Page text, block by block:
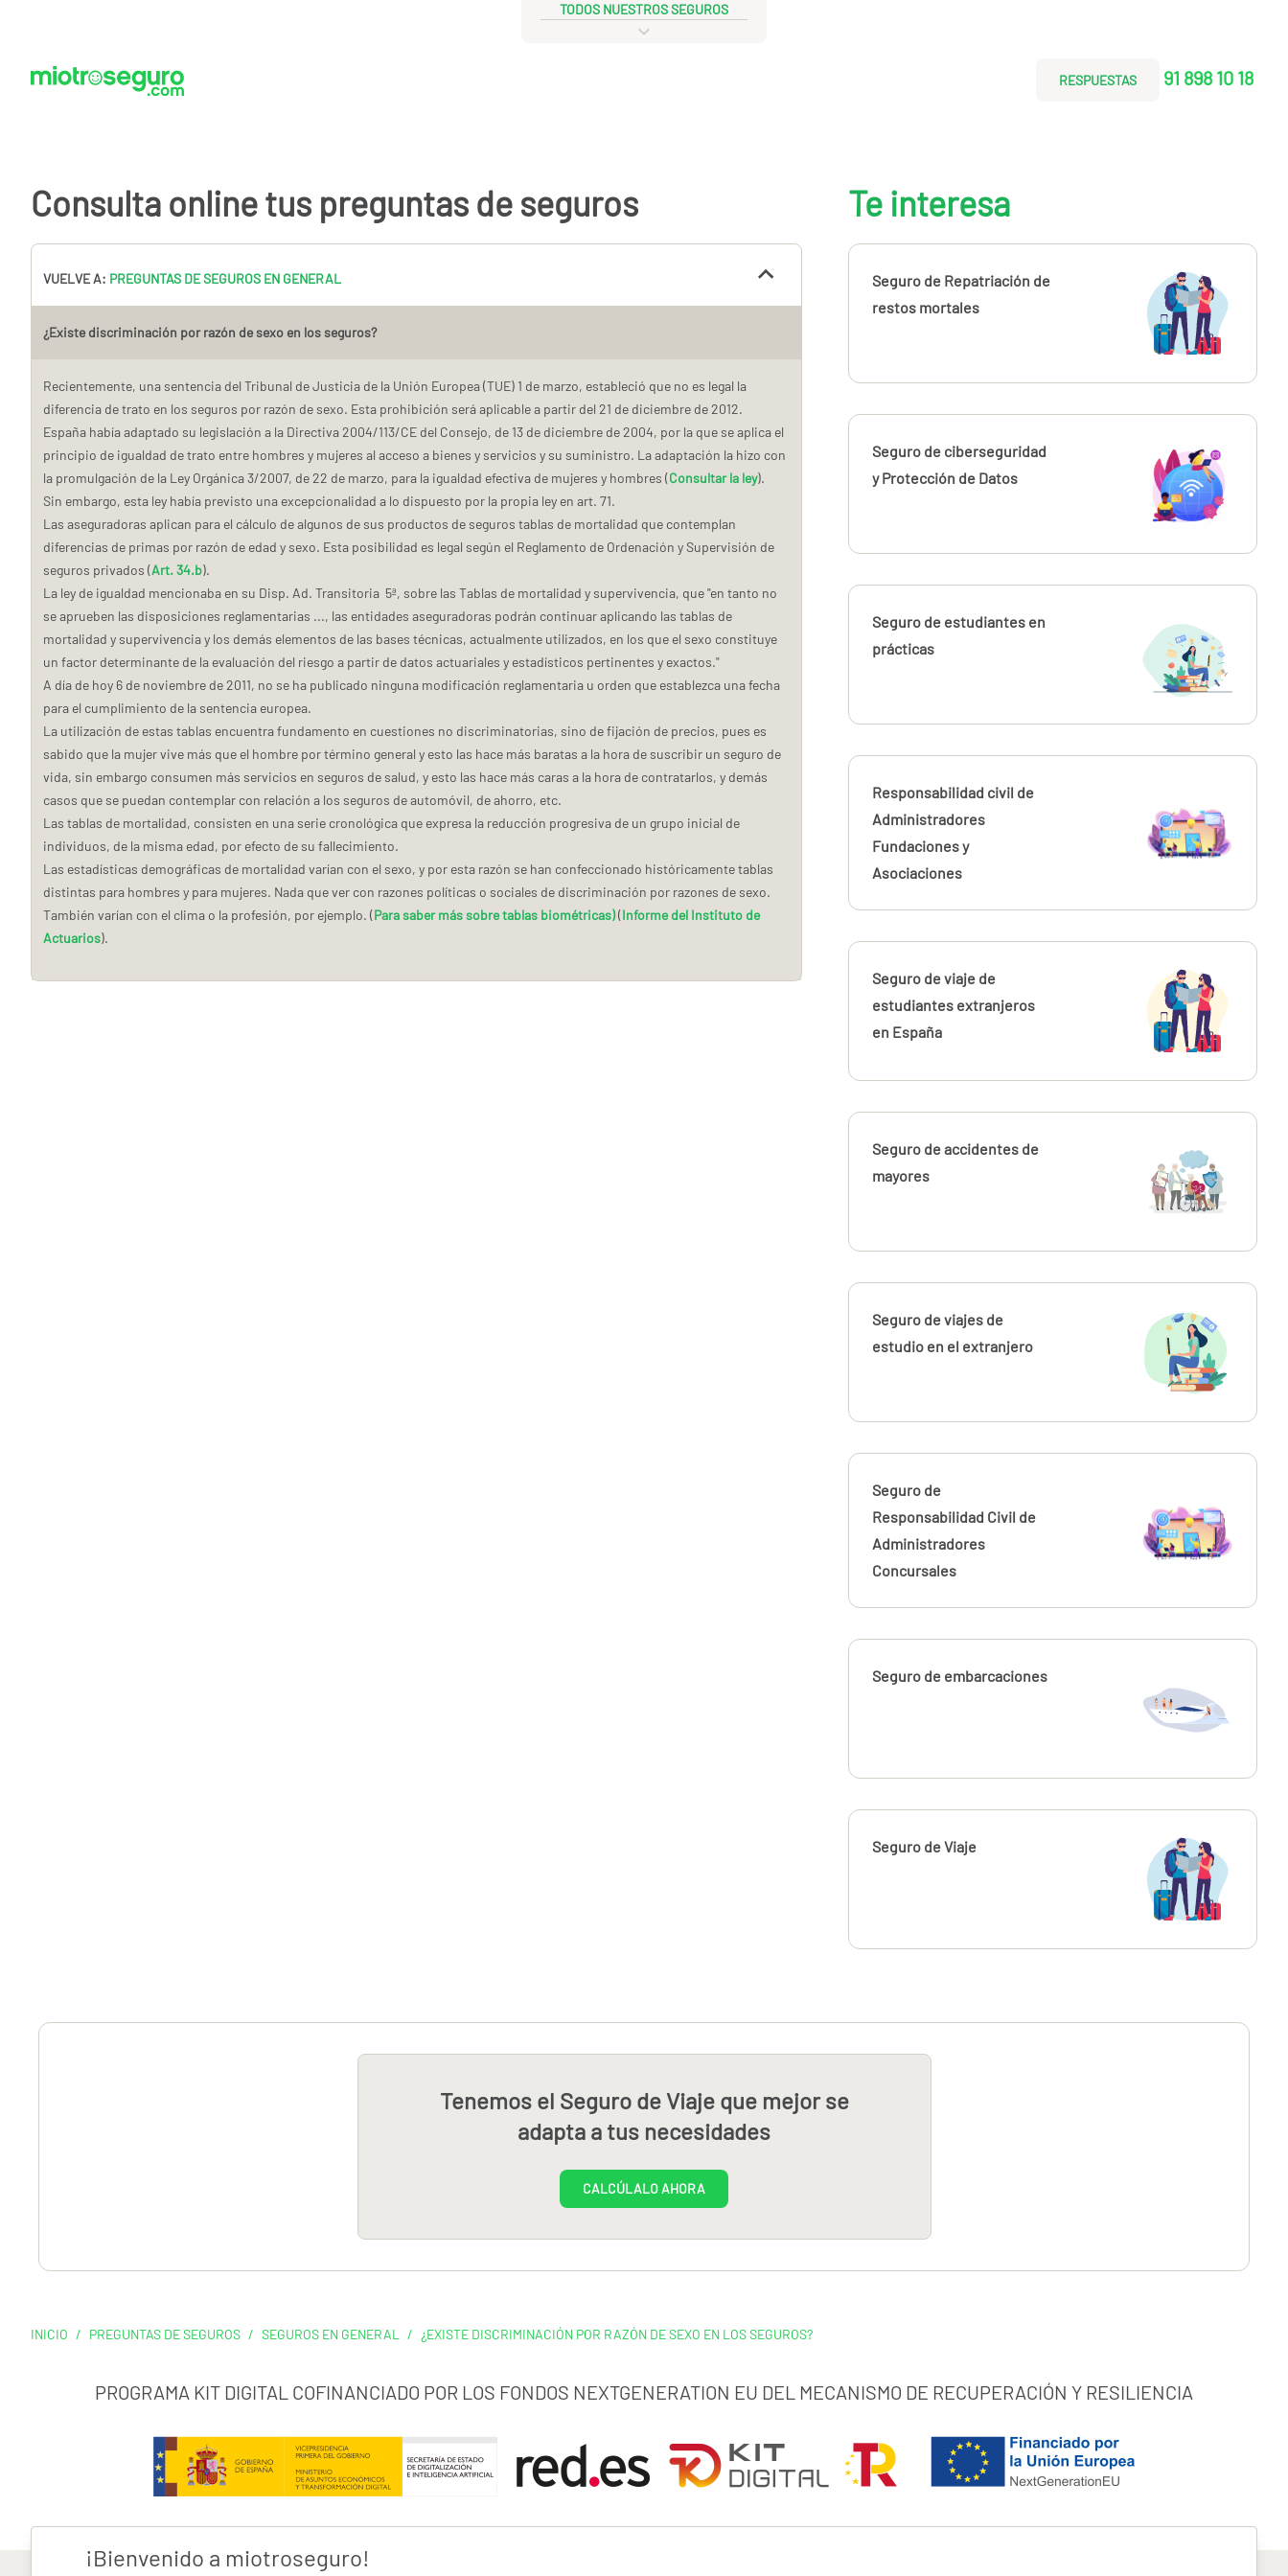
TODOS NUESTROS SEGUROS
RESPUESTAS 91 898 10 18
Consulta online tus preguntas de seguros
VUELVE A: PREGUNTAS DE SEGUROS EN GENERAL
¿Existe discriminación por razón de sexo en los seguros?
Recientemente, una sentencia del Tribunal de Justicia de la Unión Europea (TUE) 1 de marzo, estableció que no es legal la
diferencia de trato en los seguros por razón de sexo. Esta prohibición será aplicable a partir del 21 de diciembre de 2012.
España había adaptado su legislación a la Directiva 2004/113/CE del Consejo, de 13 de diciembre de 2004, por la que se aplica el
principio de igualdad de trato entre hombres y mujeres al acceso a bienes y servicios y su suministro. La adaptación la hizo con
la promulgación de la Ley Orgánica 3/2007, de 22 de marzo, para la igualdad efectiva de mujeres y hombres (Consultar la ley).
Sin embargo, esta ley había previsto una excepcionalidad a lo dispuesto por la propia ley en art. 71.
Las aseguradoras aplican para el cálculo de algunos de sus productos de seguros tablas de mortalidad que contemplan
diferencias de primas por razón de edad y sexo. Esta posibilidad es legal según el Reglamento de Ordenación y Supervisión de
seguros privados (Art. 34.b).
La ley de igualdad mencionaba en su Disp. Ad. Transitoria 5ª, sobre las Tablas de mortalidad y supervivencia, que "en tanto no
se aprueben las disposiciones reglamentarias ..., las entidades aseguradoras podrán continuar aplicando las tablas de
mortalidad y supervivencia y los demás elementos de las bases técnicas, actualmente utilizados, en los que el sexo constituye
un factor determinante de la evaluación del riesgo a partir de datos actuariales y estadísticos pertinentes y exactos."
A día de hoy 6 de noviembre de 2011, no se ha publicado ninguna modificación reglamentaria u orden que establezca una fecha
para el cumplimiento de la sentencia europea.
La utilización de estas tablas encuentra fundamento en cuestiones no discriminatorias, sino de fijación de precios, pues es
sabido que la mujer vive más que el hombre por término general y esto las hace más baratas a la hora de suscribir un seguro de
vida, sin embargo consumen más servicios en seguros de salud, y esto las hace más caras a la hora de contratarlos, y demás
casos que se puedan contemplar con relación a los seguros de automóvil, de ahorro, etc.
Las tablas de mortalidad, consisten en una serie cronológica que expresa la reducción progresiva de un grupo inicial de
individuos, de la misma edad, por efecto de su fallecimiento.
Las estadísticas demográficas de mortalidad varían con el sexo, y por esta razón se han confeccionado históricamente tablas
distintas para hombres y para mujeres. Nada que ver con razones políticas o sociales de discriminación por razones de sexo.
También varían con el clima o la profesión, por ejemplo. (Para saber más sobre tablas biométricas)(Informe del Instituto de
Actuarios).
Te interesa
Seguro de Repatriación de
restos mortales
Seguro de ciberseguridad
y Protección de Datos
Seguro de estudiantes en
prácticas
Responsabilidad civil de
Administradores
Fundaciones y
Asociaciones
Seguro de viaje de
estudiantes extranjeros
en España
Seguro de accidentes de
mayores
Seguro de viajes de
estudio en el extranjero
Seguro de
Responsabilidad Civil de
Administradores
Concursales
Seguro de embarcaciones
Seguro de Viaje
Tenemos el Seguro de Viaje que mejor se
adapta a tus necesidades
CALCÚLALO AHORA
INICIO / PREGUNTAS DE SEGUROS / SEGUROS EN GENERAL / ¿EXISTE DISCRIMINACIÓN POR RAZÓN DE SEXO EN LOS SEGUROS?
PROGRAMA KIT DIGITAL COFINANCIADO POR LOS FONDOS NEXTGENERATION EU DEL MECANISMO DE RECUPERACIÓN Y RESILIENCIA
¡Bienvenido a miotroseguro!